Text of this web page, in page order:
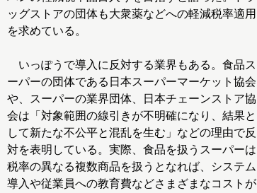
ッグストアの団体も大衆薬などへの軽減税率適用
を求めている。
いっぽうで導入に反対する業界もある。食品ス
ーパーの団体である日本スーパーマーケット協会
や、スーパーの業界団体、日本チェーンストア協
会は「対象範囲の線引きが不明確になり、結果と
して新たな不公平と混乱を生む」などの理由で反
対を表明している。実際、食品を扱うスーパーは
税率の異なる複数商品を扱うとなれば、システム
導入や従業員への教育費などさまざまなコストが